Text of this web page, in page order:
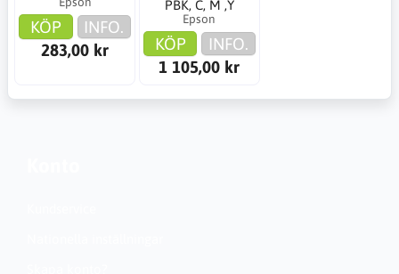
KÖP
INFO.
283,00 kr
PBK, C, M ,Y
Epson
KÖP
INFO.
1 105,00 kr